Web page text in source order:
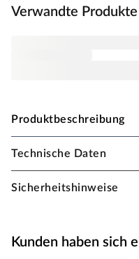
Verwandte Produkte
Produktbeschreibung
PROCOVER Universal
Laminat und Parkett
erhältlich
Technische Daten
Sicherheitshinweise
Kunden haben sich